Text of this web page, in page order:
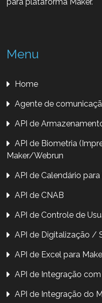
Menu
Home
Agente de
API de
API de Biometria
Maker/Webrun
API de Calendário para
API de CNAB
API de Controle de
API de Digitalização /
API de Excel para
API de Integração
API de Integração do